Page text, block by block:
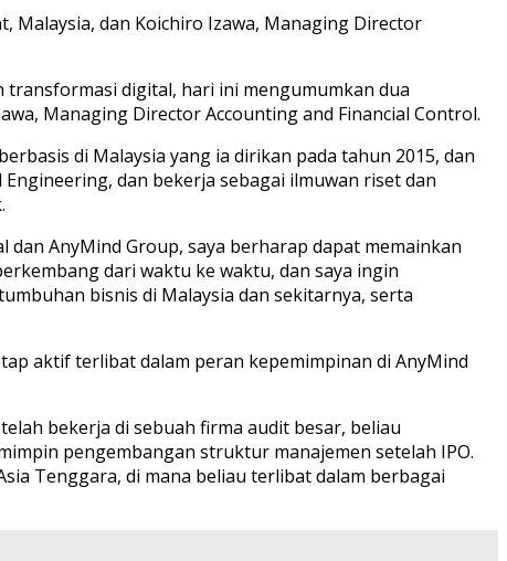
Malaysia, dan Koichiro Izawa, Managing Director
transformasi digital, hari ini mengumumkan dua
Managing Director Accounting and Financial Control.
di Malaysia yang ia dirikan pada tahun 2015, dan
dan bekerja sebagai ilmuwan riset dan
AnyMind Group, saya berharap dapat memainkan
dari waktu ke waktu, dan saya ingin
bisnis di Malaysia dan sekitarnya, serta
aktif terlibat dalam peran kepemimpinan di AnyMind
bekerja di sebuah firma audit besar, beliau
pengembangan struktur manajemen setelah IPO.
Tenggara, di mana beliau terlibat dalam berbagai